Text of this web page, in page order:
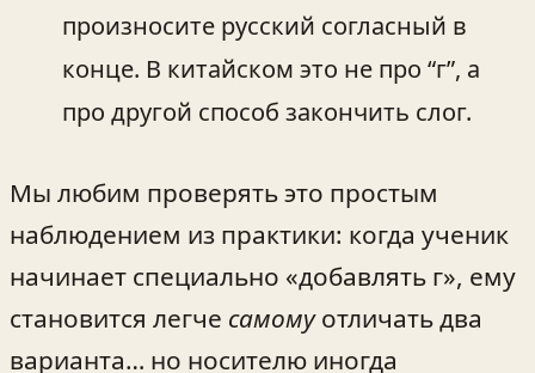
произносите русский согласный в
конце. В китайском это не про “г”, а
про другой способ закончить слог.
Мы любим проверять это простым
наблюдением из практики: когда ученик
начинает специально «добавлять г», ему
становится легче самомуотличать два
варианта… но носителю иногда